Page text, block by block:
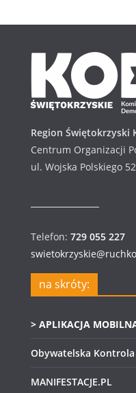
Region
Centrum Organizacji
ul. Wojska Polskiego
Telefon: 729 055 227
na skróty:
> APLIKACJA
Obywatelska
MANIFESTACJE.PL